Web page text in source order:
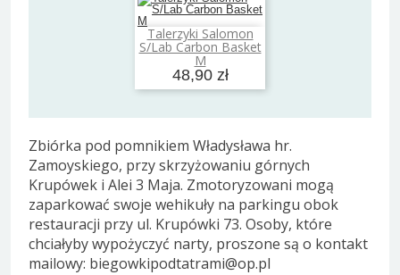
Talerzyki Salomon
S/Lab Carbon Basket
M
48,90 zł
Dodaj do koszyka
Zbiórka pod pomnikiem Władysława hr.
Zamoyskiego, przy skrzyżowaniu górnych
Krupówek i Alei 3 Maja. Zmotoryzowani mogą
zaparkować swoje wehikuły na parkingu obok
restauracji przy ul. Krupówki 73. Osoby, które
chciałyby wypożyczyć narty, proszone są o kontakt
mailowy: biegowkipodtatrami@op.pl